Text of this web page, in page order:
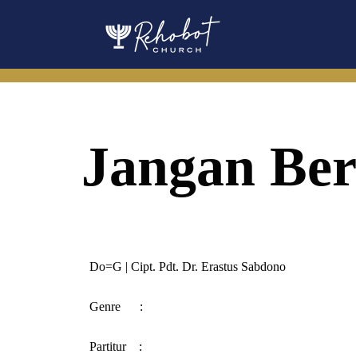
Jangan
Do=G | Cipt. Pdt. Dr. Erastus Sabdono
Genre :
Partitur :